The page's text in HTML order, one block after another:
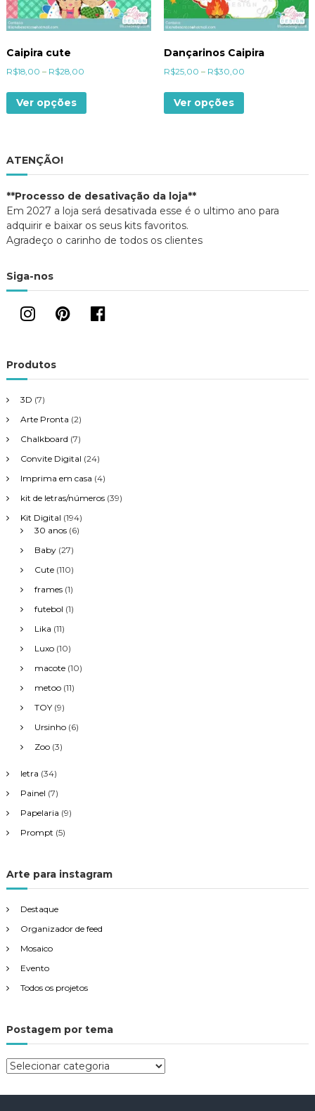
Caipira cute
R$18,00 – R$28,00
Ver opções
Dançarinos Caipira
R$25,00 – R$30,00
Ver opções
ATENÇÃO!
**Processo de desativação da loja**
Em 2027 a loja será desativada esse é o ultimo ano para
adquirir e baixar os seus kits favoritos.
Agradeço o carinho de todos os clientes
Siga-nos
Produtos
3D (7)
Arte Pronta (2)
Chalkboard (7)
Convite Digital (24)
Imprima em casa (4)
kit de letras/números (39)
Kit Digital (194)
30 anos (6)
Baby (27)
Cute (110)
frames (1)
futebol (1)
Lika (11)
Luxo (10)
macote (10)
metoo (11)
TOY (9)
Ursinho (6)
Zoo (3)
letra (34)
Painel (7)
Papelaria (9)
Prompt (5)
Arte para instagram
Destaque
Organizador de feed
Mosaico
Evento
Todos os projetos
Postagem por tema
P
s